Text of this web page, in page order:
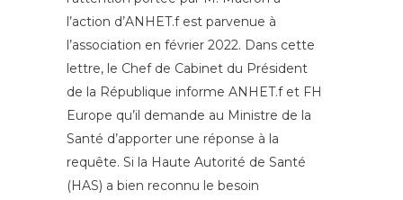
l’action d’ANHET.f est parvenue à
l’association en février 2022. Dans cette
lettre, le Chef de Cabinet du Président
de la République informe ANHET.f et FH
Europe qu’il demande au Ministre de la
Santé d’apporter une réponse à la
requête. Si la Haute Autorité de Santé
(HAS) a bien reconnu le besoin